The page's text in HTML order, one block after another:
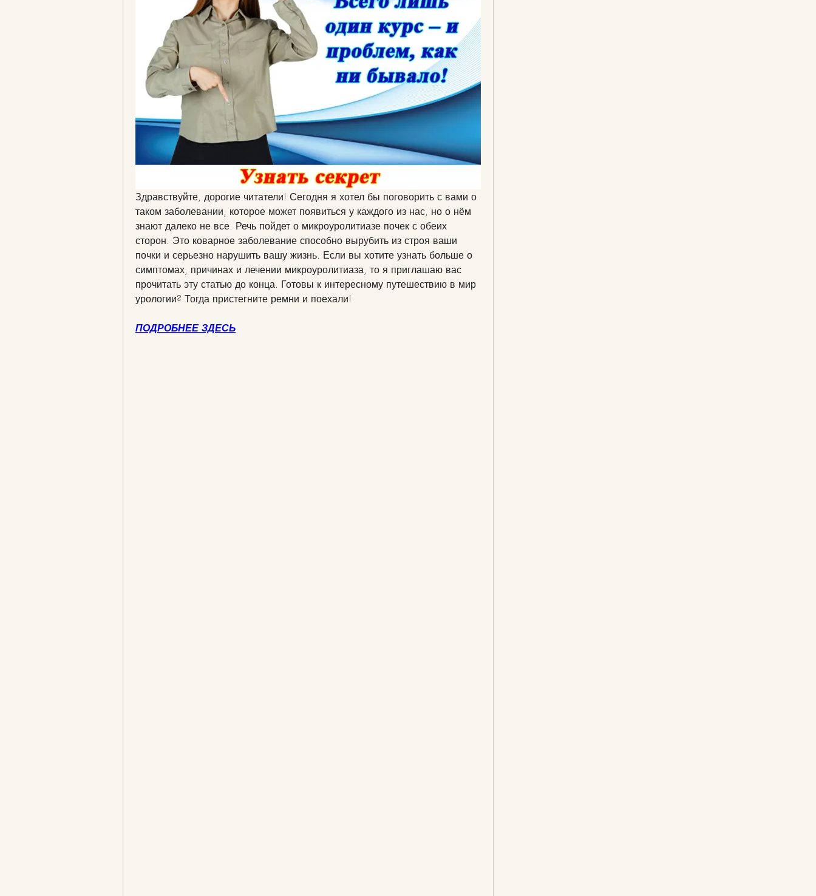
Здравствуйте, дорогие читатели! Сегодня я хотел бы поговорить с вами о
таком заболевании, которое может появиться у каждого из нас, но о нём
знают далеко не все. Речь пойдет о микроуролитиазе почек с обеих
сторон. Это коварное заболевание способно вырубить из строя ваши
почки и серьезно нарушить вашу жизнь. Если вы хотите узнать больше о
симптомах, причинах и лечении микроуролитиаза, то я приглашаю вас
прочитать эту статью до конца. Готовы к интересному путешествию в мир
урологии? Тогда пристегните ремни и поехали!
ПОДРОБНЕЕ ЗДЕСЬ